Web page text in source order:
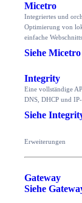
Micetro
Integriertes und
Optimierung von
einfache
Siehe Micetro
Integrity
Eine vollständige
DNS, DHCP und
Siehe
Erweiterungen
Gateway
Siehe